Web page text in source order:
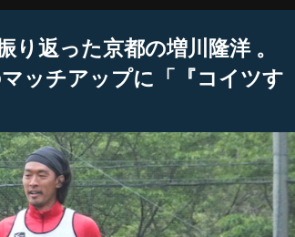
返った京都の増川隆洋 。
ッチアップに「『コイツす